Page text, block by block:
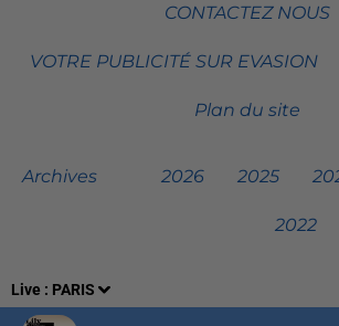
Live : PARIS
CONTACTEZ NOUS
VOTRE PUBLICITÉ SUR EVASION
Plan du site
Archives 2026 2025
2022